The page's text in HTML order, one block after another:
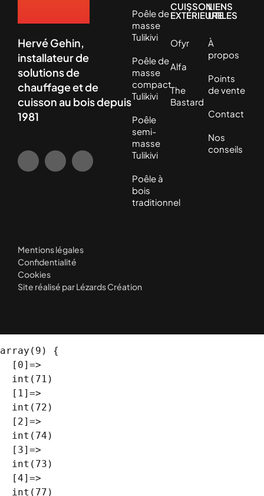
Hervé Gehin,
installateur de
solutions de
chauffage et de
cuisson au bois depuis
1981
Poêle de
masse
Tulikivi
Poêle de
masse
compact
Tulikivi
Poêle
semi-
masse
Tulikivi
Poêle à
bois
traditionnel
CUISSON
EXTÉRIEURE
Ofyr
Alfa
The
Bastard
LIENS
UTILES
À
propos
Points
de vente
Contact
Nos
conseils
Mentions légales
Confidentialité
Cookies
Site réalisé par Lézards Création
array(9) {